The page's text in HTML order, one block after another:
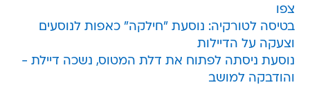
צפו
בטיסה לטורקיה: נוסעת "חילקה" כאפות לנוסעים
וצעקה על הדיילות
נוסעת ניסתה לפתוח את דלת המטוס, נשכה דיילת -
והודבקה למושב